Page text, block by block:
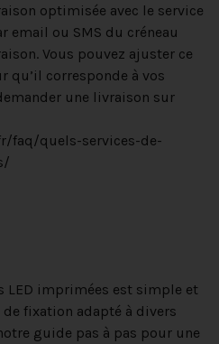
optimisée avec le service
email ou SMS du créneau
Vous pouvez ajuster ce
qu’il corresponde à vos
une livraison sur
faq/quels-services-de-
LED imprimées est simple et
fixation adapté à divers
guide pas à pas pour une